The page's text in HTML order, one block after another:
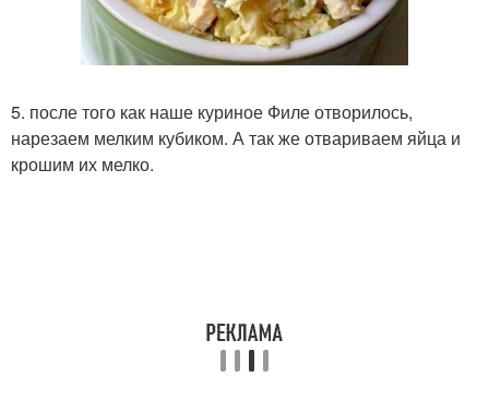
5. после того как наше куриное Филе отворилось,
нарезаем мелким кубиком. А так же отвариваем яйца и
крошим их мелко.